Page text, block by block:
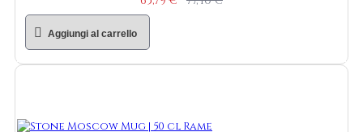
Aggiungi al carrello